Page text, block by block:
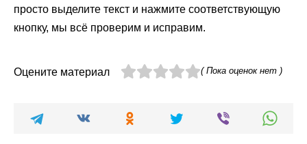
просто выделите текст и нажмите соответствующую
кнопку, мы всё проверим и исправим.
Оцените материал ( Пока оценок нет )